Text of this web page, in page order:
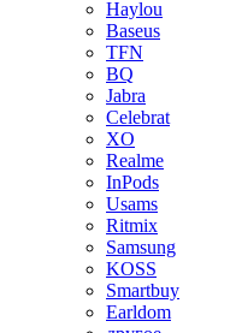
Haylou
Baseus
TFN
BQ
Jabra
Celebrat
XO
Realme
InPods
Usams
Ritmix
Samsung
KOSS
Smartbuy
Earldom